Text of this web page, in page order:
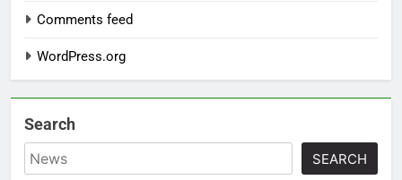
Comments feed
WordPress.org
Search
SEARCH